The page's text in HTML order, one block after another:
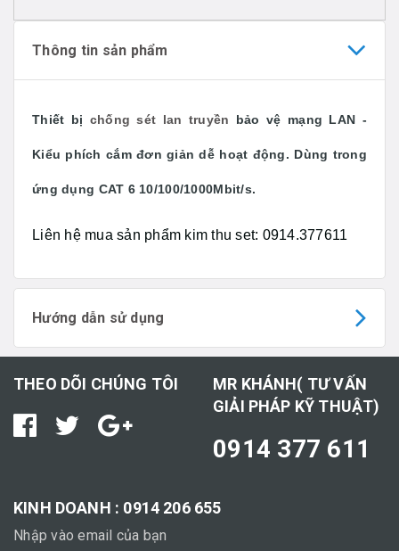
Thông tin sản phẩm
Thiết bị chống sét lan truyền bảo vệ mạng LAN -
Kiểu phích cắm đơn giản dễ hoạt động. Dùng trong
ứng dụng CAT 6 10/100/1000Mbit/s.
Liên hệ mua sản phẩm kim thu set: 0914.377611
Hướng dẫn sử dụng
THEO DÕI CHÚNG TÔI
MR KHÁNH( TƯ VẤN
GIẢI PHÁP KỸ THUẬT)
0914 377 611
KINH DOANH : 0914 206 655
Nhập vào email của bạn